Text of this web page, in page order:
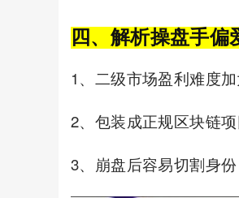
四、解析操盘手偏
1、二级市场盈利难度
2、包装成正规区块链
3、崩盘后容易切割身